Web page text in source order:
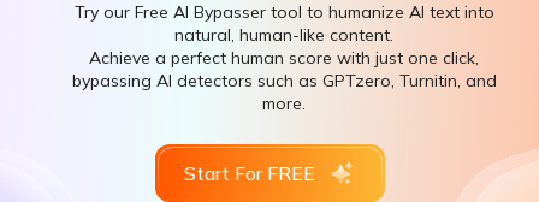
Try our Free AI Bypasser tool to humanize AI text into
natural, human-like content.
Achieve a perfect human score with just one click,
bypassing AI detectors such as GPTzero, Turnitin, and
more.
Start For FREE